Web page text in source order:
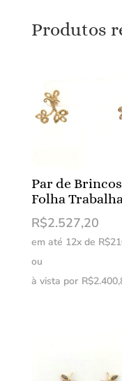
Produtos
Par de Brincos
Folha
R$2.527,20
em até 12x de R$
ou
à vista por R$